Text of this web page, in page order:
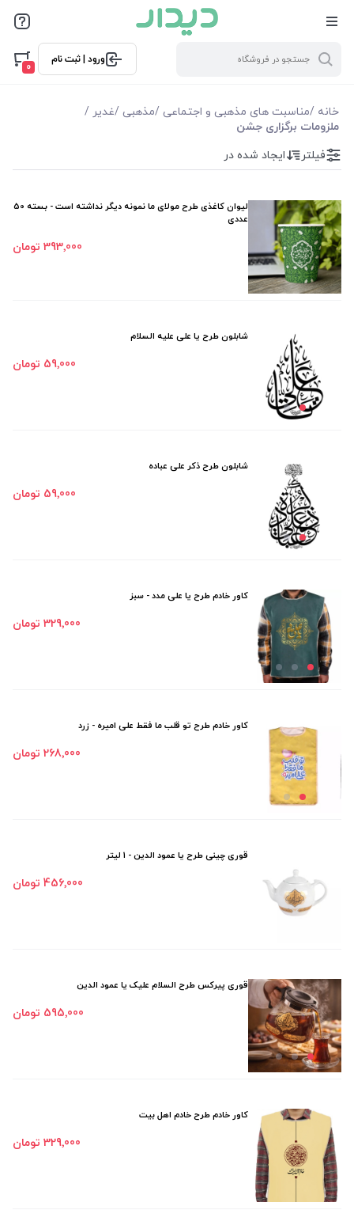
ورود | ثبت نام
0
خانه /مناسبت های مذهبی و اجتماعی /مذهبی /غدیر /
ملزومات برگزاری جشن
فیلتر بر اساس قیمت
فیلترها
نمایش همه محصولات
فیلتر ایجاد شده در
لیوان کاغذی طرح مولای ما نمونه دیگر نداشته است - بسته 50
عددی
393٬000 تومان
شابلون طرح یا علی علیه السلام
59٬000 تومان
شابلون طرح ذکر علی عباده
59٬000 تومان
کاور خادم طرح یا علی مدد - سبز
329٬000 تومان
کاور خادم طرح تو قلب ما فقط علی امیره - زرد
268٬000 تومان
قوری چینی طرح یا عمود الدین - 1 لیتر
456٬000 تومان
قوری پیرکس طرح السلام علیک یا عمود الدین
595٬000 تومان
کاور خادم طرح خادم اهل بیت
329٬000 تومان